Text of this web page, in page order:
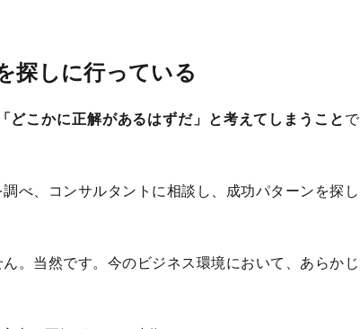
探しに行っている
どこかに正解があるはずだ」と考えてしまうことで
べ、コンサルタントに相談し、成功パターンを探し
。当然です。今のビジネス環境において、あらかじ